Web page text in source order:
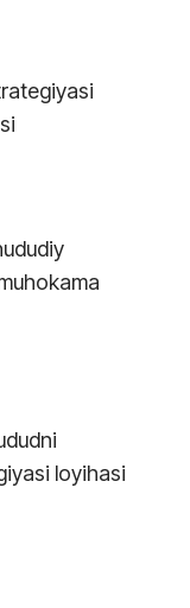
loyihasi